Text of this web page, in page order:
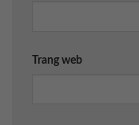
Trang web